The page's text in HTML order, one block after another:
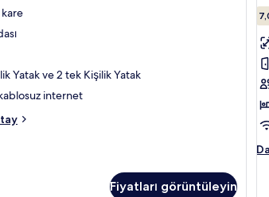
Yatak ve 2 tek Kişilik Yatak
internet
Fiyatları görüntüleyin